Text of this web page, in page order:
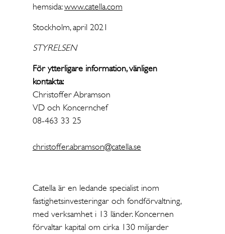
hemsida:www.catella.com
Stockholm, april 2021
STYRELSEN
För ytterligare information, vänligen
kontakta:
Christoffer Abramson
VD och Koncernchef
08-463 33 25
christoffer.abramson@catella.se
Catella är en ledande specialist inom
fastighetsinvesteringar och fondförvaltning,
med verksamhet i 13 länder. Koncernen
förvaltar kapital om cirka 130 miljarder